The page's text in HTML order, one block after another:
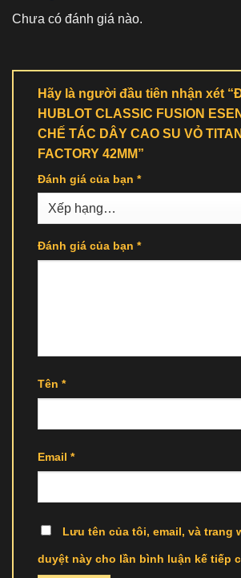
Chưa có đánh giá nào.
Hãy là người đầu tiên nhận xét
HUBLOT CLASSIC FUSION
CHẾ TÁC DÂY CAO SU VỎ
FACTORY 42MM”
Đánh giá của bạn *
Đánh giá của bạn *
Tên *
Email *
Lưu tên của tôi, email, và trang
duyệt này cho lần bình luận kế tiếp